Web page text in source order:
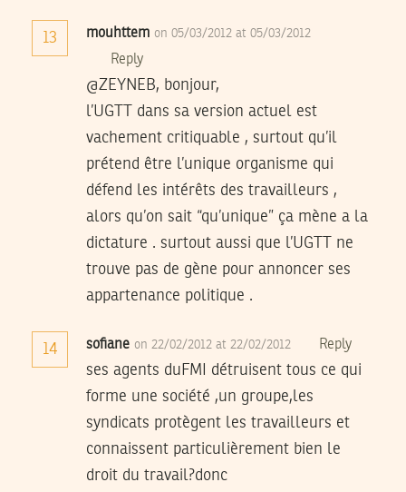
13 mouhttem on 05/03/2012 at 05/03/2012
Reply
@ZEYNEB, bonjour,
l’UGTT dans sa version actuel est
vachement critiquable , surtout qu’il
prétend être l’unique organisme qui
défend les intérêts des travailleurs ,
alors qu’on sait “qu’unique” ça mène a la
dictature . surtout aussi que l’UGTT ne
trouve pas de gène pour annoncer ses
appartenance politique .
14 sofiane on 22/02/2012 at 22/02/2012 Reply
ses agents duFMI détruisent tous ce qui
forme une société ,un groupe,les
syndicats protègent les travailleurs et
connaissent particulièrement bien le
droit du travail?donc